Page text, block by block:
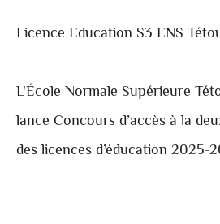
Licence Education S3 ENS
L'École Normale Supérieure
lance Concours d’accès à la
des licences d’éducation 2025-